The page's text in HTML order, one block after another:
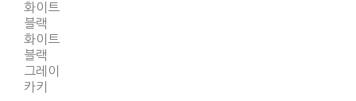
화이트
블랙
화이트
블랙
그레이
카키